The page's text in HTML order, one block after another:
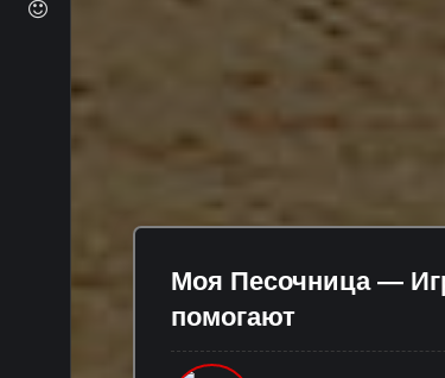
Моя Песочница —
помогают